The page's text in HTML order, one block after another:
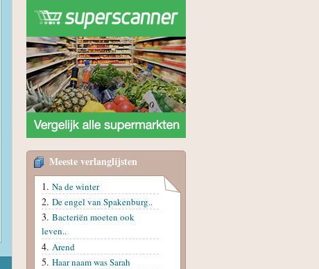
Meeste verlanglijsten
Na de winter
De engel van Spakenburg..
Bacteriën moeten ook
leven..
Arend
Haar naam was Sarah